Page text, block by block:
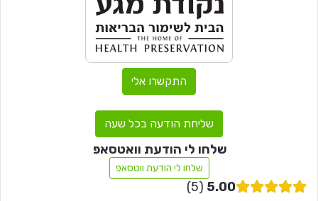
התקשרו אלי
שליחת הודעה בכל שעה
שלחו לי הודעת וואטסאפ
שלחו לי הודעת ווטסאפ
5.00
5